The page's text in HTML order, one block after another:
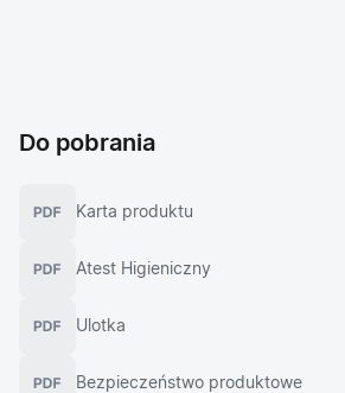
Do pobrania
Karta produktu
Atest Higieniczny
Ulotka
Bezpieczeństwo produktowe